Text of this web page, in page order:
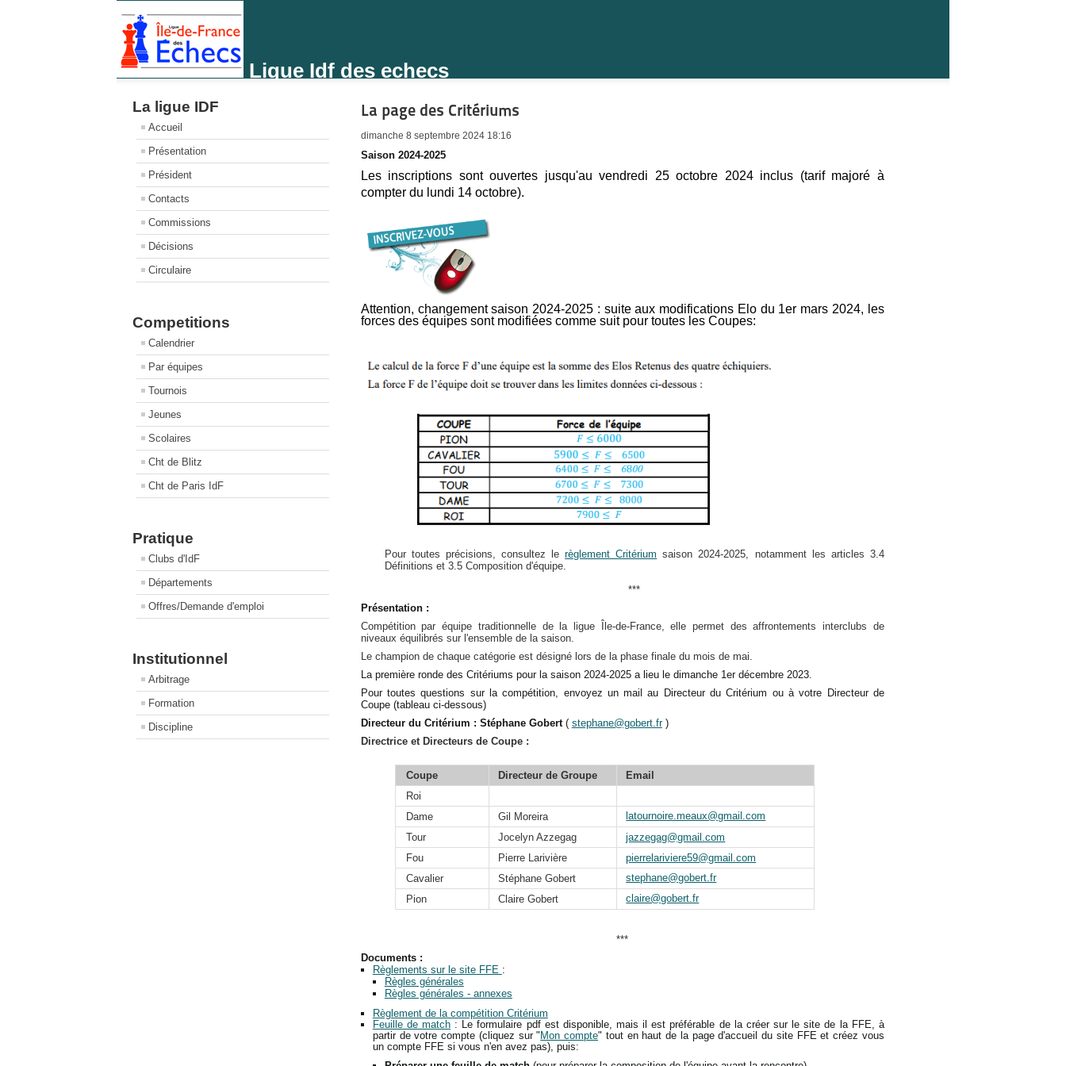
Ligue Idf des echecs
La ligue IDF
Accueil
Présentation
Président
Contacts
Commissions
Décisions
Circulaire
Competitions
Calendrier
Par équipes
Tournois
Jeunes
Scolaires
Cht de Blitz
Cht de Paris IdF
Pratique
Clubs d'IdF
Départements
Offres/Demande d'emploi
Institutionnel
Arbitrage
Formation
Discipline
La page des Critériums
dimanche 8 septembre 2024 18:16
Saison 2024-2025
Les inscriptions sont ouvertes jusqu'au vendredi 25 octobre 2024 inclus (tarif majoré à
compter du lundi 14 octobre).
Attention, changement saison 2024-2025 : suite aux modifications Elo du 1er mars 2024, les
forces des équipes sont modifiées comme suit pour toutes les Coupes:
Pour toutes précisions, consultez lerèglement Critérium saison 2024-2025, notamment les articles 3.4
Définitions et 3.5 Composition d'équipe.
***
Présentation :
Compétition par équipe traditionnelle de la ligue Île-de-France, elle permet des affrontements interclubs de
niveaux équilibrés sur l'ensemble de la saison.
Le champion de chaque catégorie est désigné lors de la phase finale du mois de mai.
La première ronde des Critériums pour la saison 2024-2025 a lieu le dimanche 1er décembre 2023.
Pour toutes questions sur la compétition, envoyez un mail au Directeur du Critérium ou à votre Directeur de
Coupe (tableau ci-dessous)
Directeur du Critérium : Stéphane Gobert( stephane@gobert.fr)
Directrice et Directeurs de Coupe :
Coupe Directeur de Groupe
Email
Roi
Dame
Gil Moreira
latournoire.meaux@gmail.com
Tour
Jocelyn Azzegag
jazzegag@gmail.com
Fou
Pierre Larivière
pierrelariviere59@gmail.com
Cavalier
Stéphane Gobert
stephane@gobert.fr
Pion
Claire Gobert claire@gobert.fr
***
Documents :
Règlements sur le site FFE :
Règles générales
Règles générales - annexes
Règlement de la compétition Critérium
Feuille de match : Le formulaire pdf est disponible, mais il est préférable dela créer sur le site de la FFE, à
partir de votre compte (cliquez sur " Mon compte" tout en haut de la page d'accueil du site FFE et créez vous
un compte FFE si vous n'en avez pas), puis: